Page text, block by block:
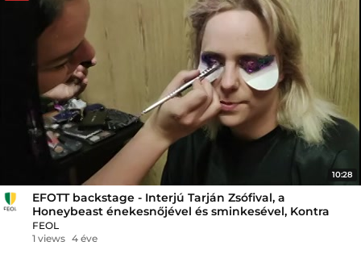
10:28
EFOTT backstage - Interjú Tarján Zsófival, a
Honeybeast énekesnőjével és sminkesével, Kontra
Katával
FEOL
1 views 4 éve